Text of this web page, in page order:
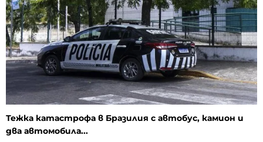
Тежка катастрофа в Бразилия с автобус, камион и
два автомобила...